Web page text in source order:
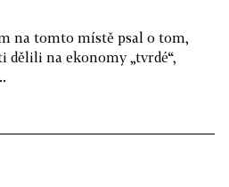
na tomto místě psal o tom,
dělili na ekonomy „tvrdé“,